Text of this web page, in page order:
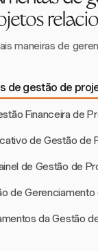
maneiras de
de gestão de
Financeira de
de Gestão de
de Gestão de
de
da Gestão